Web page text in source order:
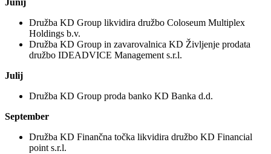
Junij
Družba KD Group likvidira družbo Coloseum Multiplex
Holdings b.v.
Družba KD Group in zavarovalnica KD Življenje prodata
družbo IDEADVICE Management s.r.l.
Julij
Družba KD Group proda banko KD Banka d.d.
September
Družba KD Finančna točka likvidira družbo KD Financial
point s.r.l.